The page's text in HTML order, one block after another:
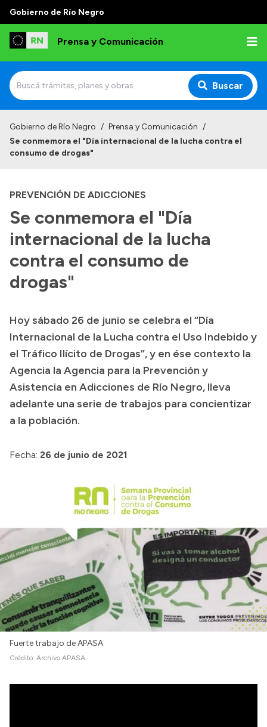
Gobierno de Río Negro
Prensa y Comunicación
Buscar
Institucional
Referentes de prensa
Archivo de noticias
Transparencia
Presupuesto
Compras y licitaciones
Consulta de expedientes
Consulta de pago a proveedores
Convocatorias
Intranet
Login
Gobierno de Río Negro / Prensa y Comunicación /
Se conmemora el "Día internacional de la lucha contra el
consumo de drogas"
PREVENCIÓN DE ADICCIONES
Se conmemora el "Día
internacional de la lucha
contra el consumo de
drogas"
Hoy sábado 26 de junio se celebra el “Día
Internacional de la Lucha contra el Uso Indebido y
el Tráfico Ilícito de Drogas”, y en ése contexto la
Agencia la Agencia para la Prevención y
Asistencia en Adicciones de Río Negro, lleva
adelante una serie de trabajos para concientizar
a la población.
Fecha: 26 de junio de 2021
Fuerte trabajo de APASA
Crédito: Archivo APASA.